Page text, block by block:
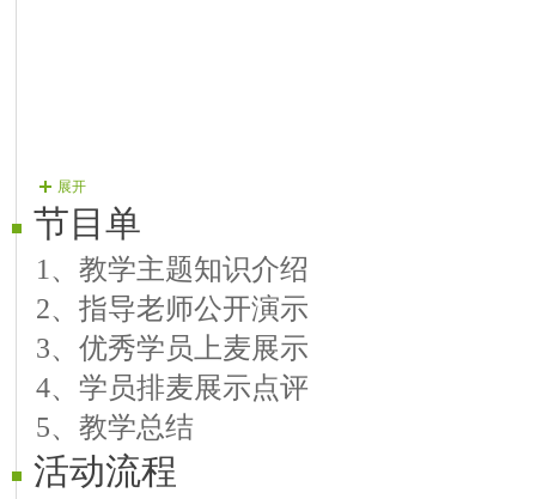
展开
节目单
1、教学主题知识介绍
2、指导老师公开演示
3、优秀学员上麦展示
4、学员排麦展示点评
5、教学总结
活动流程